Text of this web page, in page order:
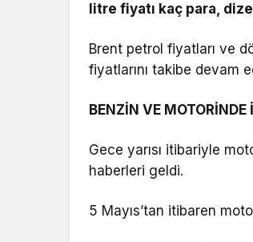
litre fiyatı kaç para,
Brent petrol fiyatları ve
fiyatlarını takibe devam
BENZİN VE
Gece yarısı itibariyle
haberleri geldi.
5 Mayıs’tan itibaren